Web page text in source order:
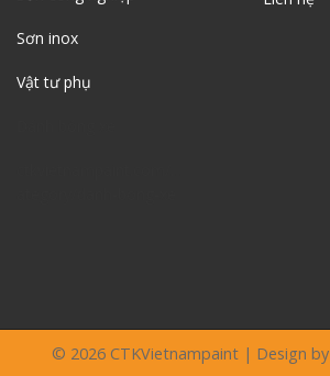
Sơn inox
Vật tư phụ
© 2026 CTKVietnampaint | Design by